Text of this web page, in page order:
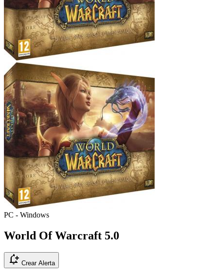
PC - Windows
World Of Warcraft 5.0
notification_add Crear Alerta